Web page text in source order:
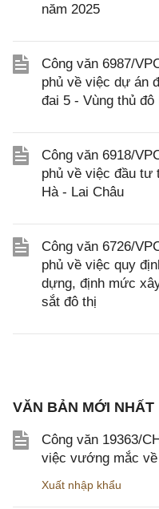
năm 2025
Công văn 6987/
phủ về việc dự án
đai 5 - Vùng thủ đô
Công văn 6918/
phủ về việc đầu tư
Hà - Lai Châu
Công văn 6726/
phủ về việc quy
dựng, định mức
sắt đô thị
VĂN BẢN MỚI NHẤT
Công văn 19363/
việc vướng mắc
Xuất nhập khẩu